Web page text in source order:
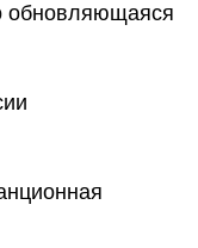
обновляющаяся